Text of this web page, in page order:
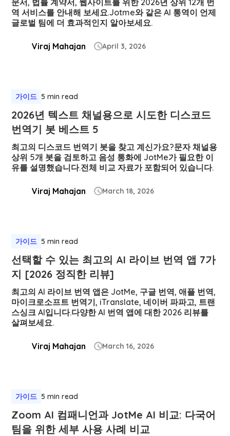
문서, 법률 계약서, 웹사이트를 위한 2026년 상위 12개 번
역 서비스를 안내해 보세요.Jotme와 같은 AI 통역이 언제
글로벌 팀에 더 효과적인지 알아보세요.
Viraj Mahajan April 3, 2026
가이드 5 min read
2026년 텍스트 채널용으로 시도한 디스코드
번역기 봇 베스트 5
최고의 디스코드 번역기 봇을 찾고 계신가요?문자 채널용
상위 5개 봇을 검토하고 음성 통화에 JotMe가 필요한 이
유를 설명했습니다.전체 비교 자료가 포함되어 있습니다.
Viraj Mahajan March 18, 2026
가이드 5 min read
선택할 수 있는 최고의 AI 라이브 번역 앱 7가
지 [2026 정직한 리뷰]
최고의 AI 라이브 번역 앱은 JotMe, 구글 번역, 애플 번역,
마이크로소프트 번역기, iTranslate, 네이버 파파고, 트랜
스싱크 AI입니다.다양한 AI 번역 앱에 대한 2026 리뷰를
살펴보세요.
Viraj Mahajan March 16, 2026
가이드 5 min read
Zoom AI 컴패니언과 JotMe AI 비교: 다국어
팀을 위한 세부 사용 사례 비교